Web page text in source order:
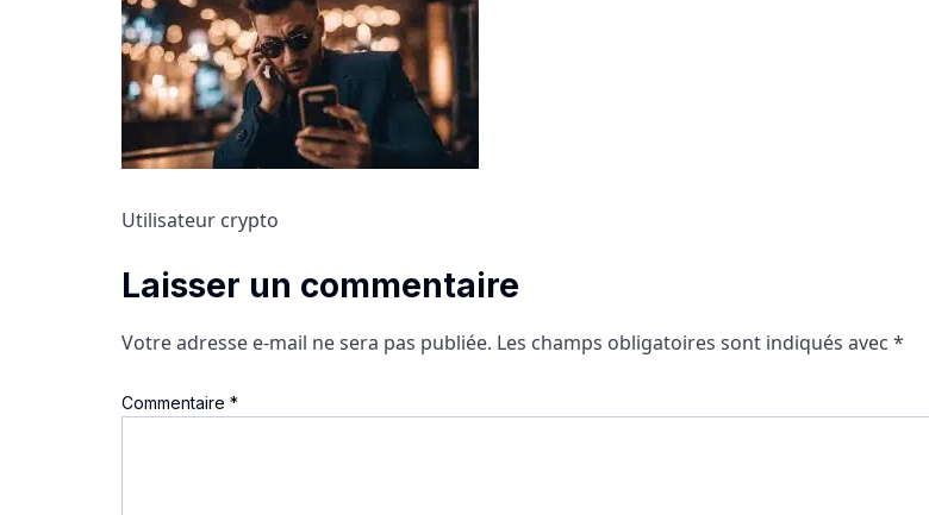
Utilisateur crypto
Laisser un commentaire
Votre adresse e-mail ne sera pas publiée. Les champs obligatoires sont indiqués avec *
Commentaire *